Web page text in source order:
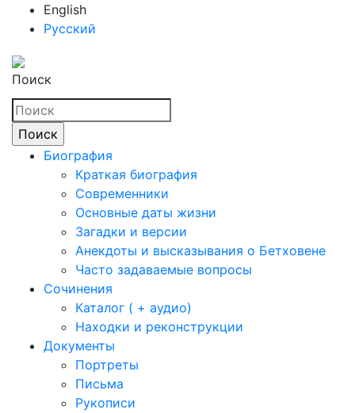
English
Русский
Поиск
Биография
Краткая биография
Современники
Основные даты жизни
Загадки и версии
Анекдоты и высказывания о Бетховене
Часто задаваемые вопросы
Сочинения
Каталог ( + аудио)
Находки и реконструкции
Документы
Портреты
Письма
Рукописи